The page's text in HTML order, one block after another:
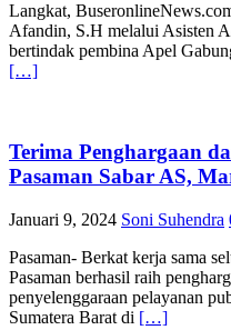
Langkat,
Afandin, S.H melalui Asisten
bertindak pembina Apel
[…]
Terima Penghargaan
Pasaman Sabar AS,
Januari 9, 2024 Soni Suhendra
Pasaman- Berkat kerja sama
Pasaman berhasil raih
penyelenggaraan pelayanan
Sumatera Barat di […]